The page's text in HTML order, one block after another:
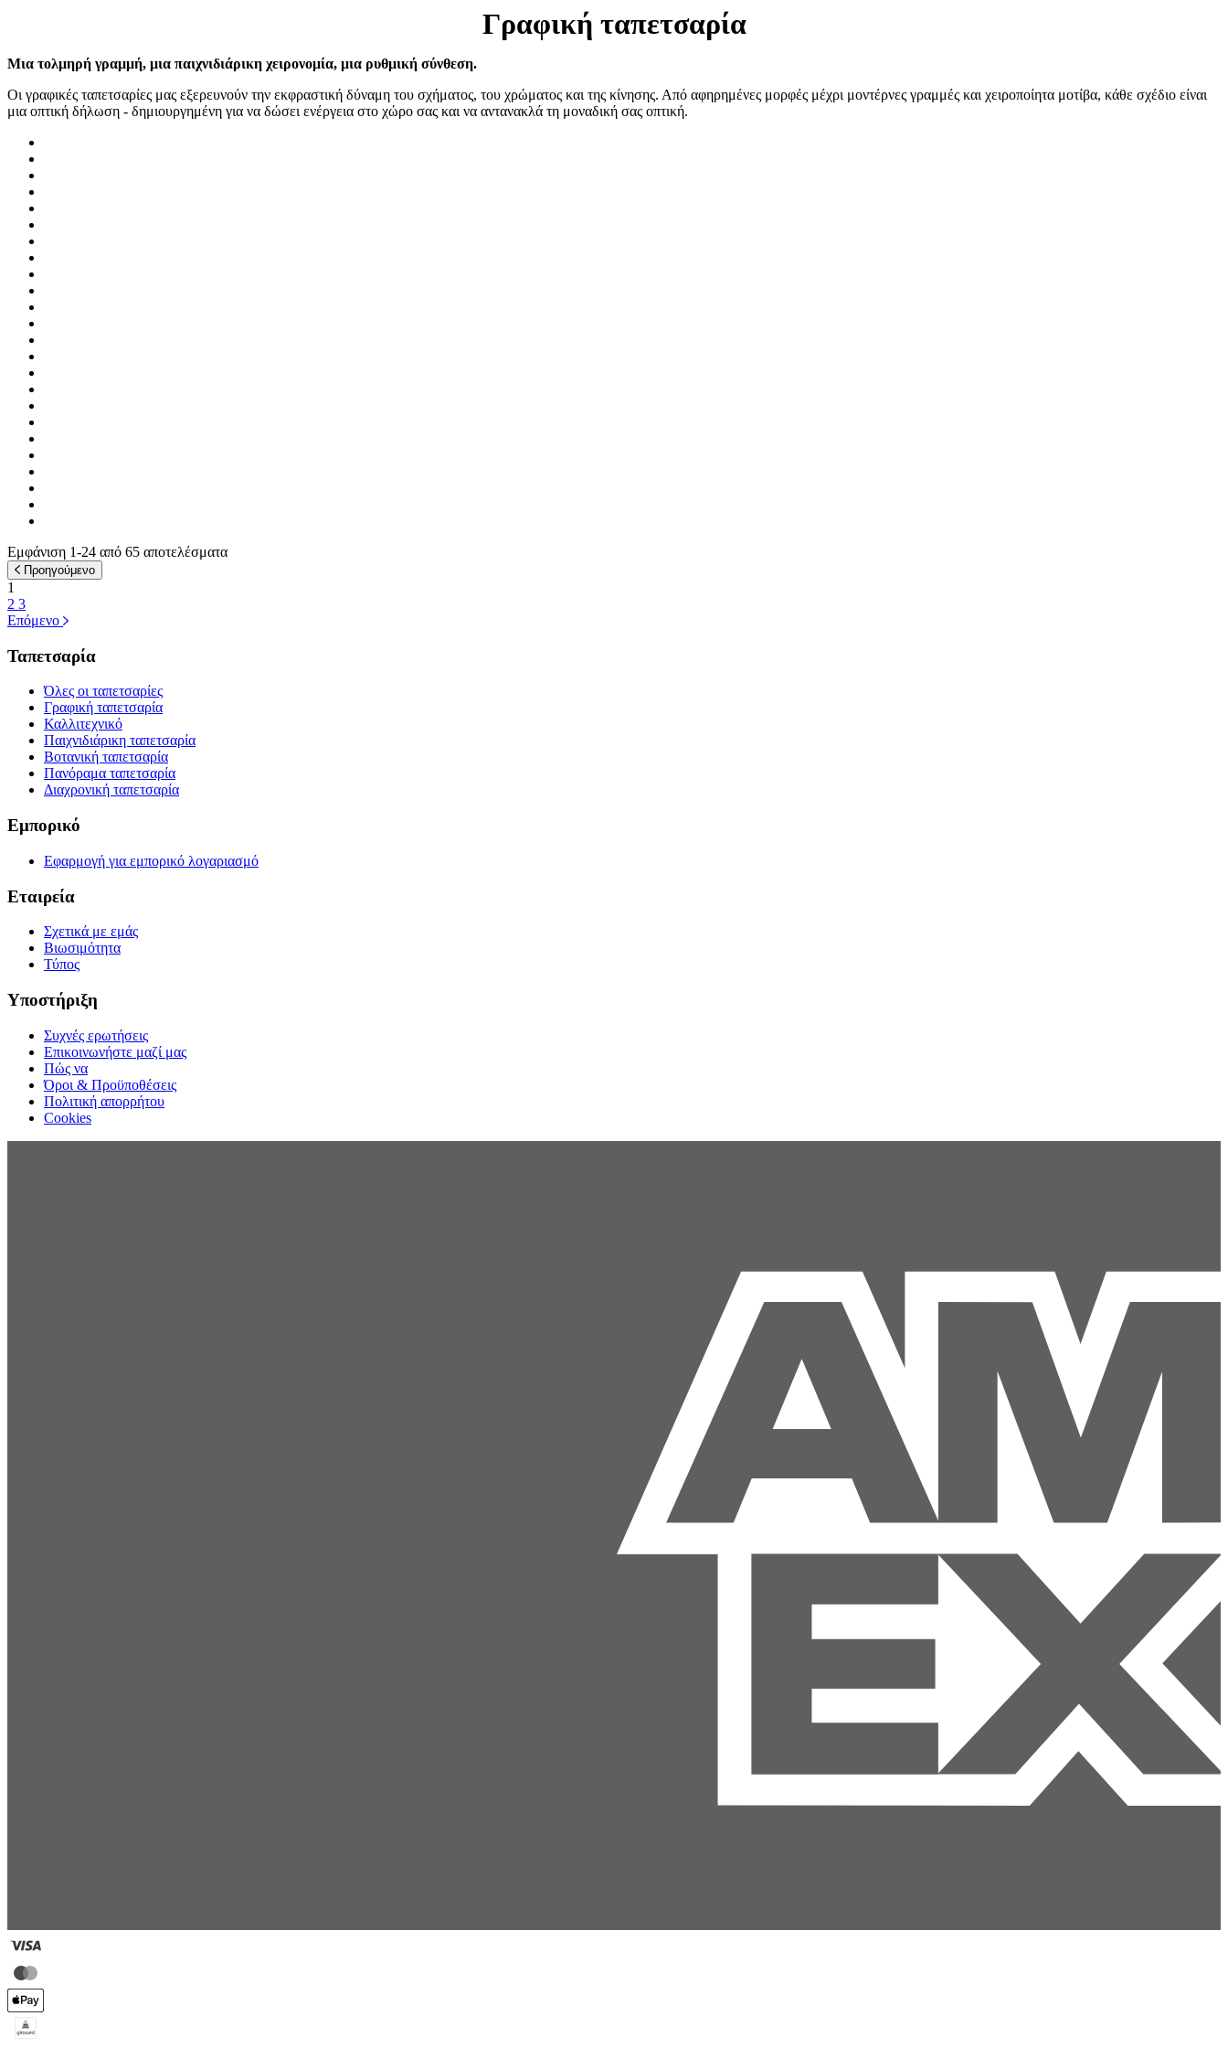
Γραφική ταπετσαρία
Μια τολμηρή γραμμή, μια παιχνιδιάρικη χειρονομία, μια ρυθμική σύνθεση.
Οι γραφικές ταπετσαρίες μας εξερευνούν την εκφραστική δύναμη του σχήματος, του χρώματος και της κίνησης. Από αφηρημένες μορφές μέχρι μοντέρνες γραμμές και χειροποίητα μοτίβα, κάθε σχέδιο είναι
μια οπτική δήλωση - δημιουργημένη για να δώσει ενέργεια στο χώρο σας και να αντανακλά τη μοναδική σας οπτική.
Εμφάνιση 1-24 από 65 αποτελέσματα
Προηγούμενο
1
2 3
Επόμενο
Ταπετσαρία
Όλες οι ταπετσαρίες
Γραφική ταπετσαρία
Καλλιτεχνικό
Παιχνιδιάρικη ταπετσαρία
Βοτανική ταπετσαρία
Πανόραμα ταπετσαρία
Διαχρονική ταπετσαρία
Εμπορικό
Εφαρμογή για εμπορικό λογαριασμό
Εταιρεία
Σχετικά με εμάς
Βιωσιμότητα
Τύπος
Υποστήριξη
Συχνές ερωτήσεις
Επικοινωνήστε μαζί μας
Πώς να
Όροι & Προϋποθέσεις
Πολιτική απορρήτου
Cookies